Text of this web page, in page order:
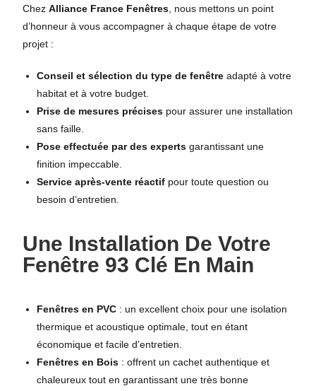
ChezAlliance France Fenêtres , nous mettons un point
d’honneur à vous accompagner à chaque étape de votre
projet :
Conseil et sélection du type de fenêtre adapté à votre
habitat et à votre budget.
Prise de mesures précises pour assurer une installation
sans faille.
Pose effectuée par des experts garantissant une
finition impeccable.
Service après-vente réactif pour toute question ou
besoin d’entretien.
Une Installation De Votre
Fenêtre 93 Clé En Main
Fenêtres en PVC : un excellent choix pour une isolation
thermique et acoustique optimale, tout en étant
économique et facile d’entretien.
Fenêtres en Bois : offrent un cachet authentique et
chaleureux tout en garantissant une très bonne